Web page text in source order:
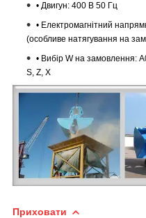
• Двигун: 400 В 50 Гц
• Електромагнітний
(особливе натягування на
• Вибір W на замовлення:
S, Z, X
Приховати